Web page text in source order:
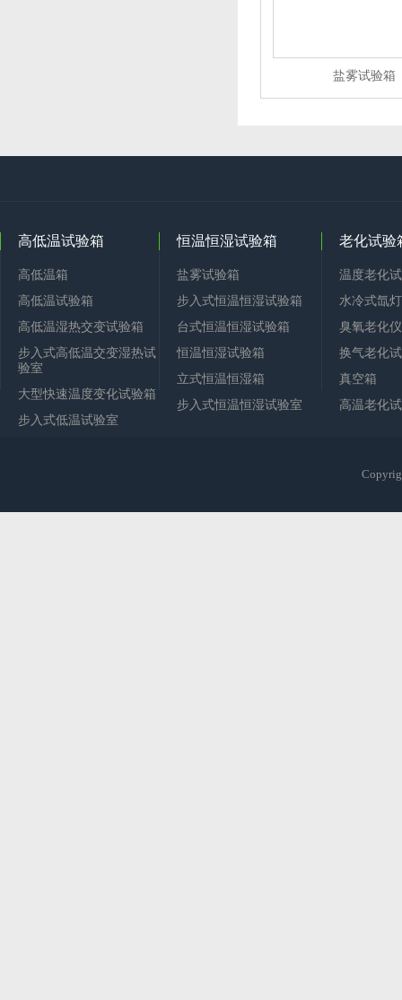
盐雾试验箱
高低温试验箱
高低温箱
高低温试验箱
高低温湿热交变试验箱
步入式高低温交变湿热试
验室
大型快速温度变化试验箱
步入式低温试验室
恒温恒湿试验箱
盐雾试验箱
步入式恒温恒湿试验箱
台式恒温恒湿试验箱
恒温恒湿试验箱
立式恒温恒湿箱
步入式恒温恒湿试验室
老化试验
温度老化
水冷式氙
臭氧老化仪
换气老化
真空箱
高温老化